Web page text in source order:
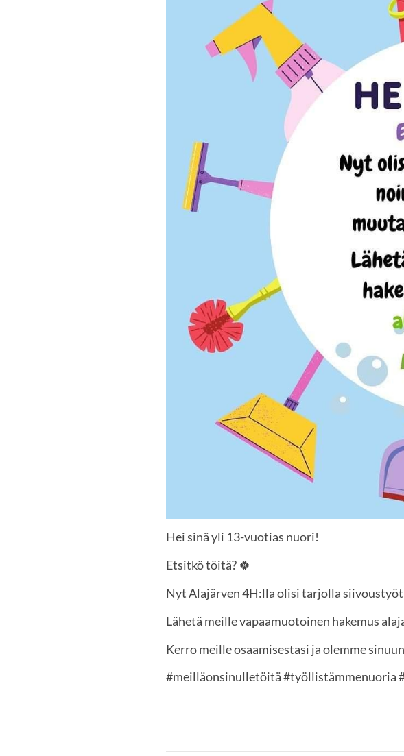
Hei sinä yli 13-vuotias nuori!
Etsitkö töitä? 🍀
Nyt Alajärven 4H:lla olisi tarjolla
Lähetä meille vapaamuotoinen hakemus
Kerro meille osaamisestasi ja olemme
#meilläonsinulletöitä #työllistämmenuoria